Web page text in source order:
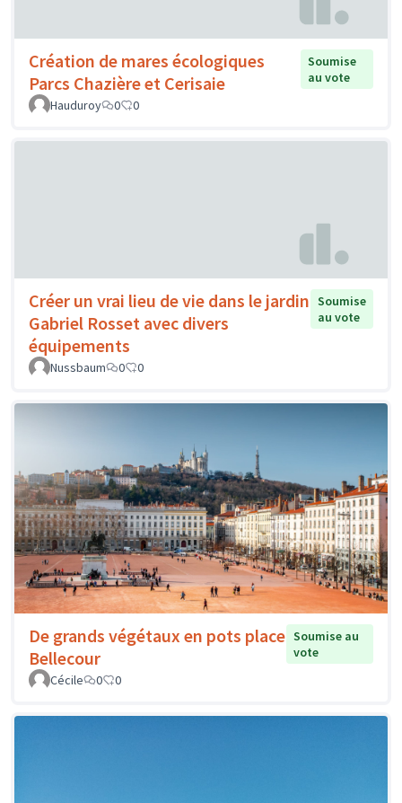
Création de mares écologiques
Parcs Chazière et Cerisaie
Soumise
au vote
Hauduroy
0 0
Créer un vrai lieu de vie dans le jardin
Gabriel Rosset avec divers
équipements
Soumise
au vote
Nussbaum 0 0
De grands végétaux en pots place
Bellecour
Soumise au
vote
Cécile
0 0